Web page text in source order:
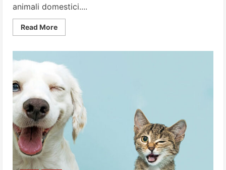
animali domestici....
Read MoreRead
more
l’invecchiamento
cerebrale